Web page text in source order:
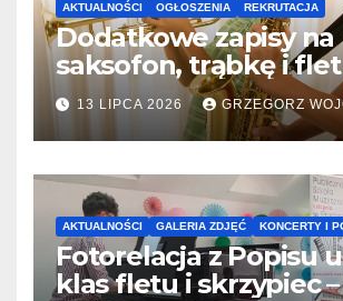
AKTUALNOŚCI OGŁOSZENIA REKRUTACJA
Dodatkowe zapisy na
saksofon, trąbkę i flet
31.07.2026
13 LIPCA 2026 GRZEGORZ
AKTUALNOŚCI GALERIA ZDJĘĆ KONCERTY I
Fotorelacja z Popisu
klas fletu i skrzypiec –